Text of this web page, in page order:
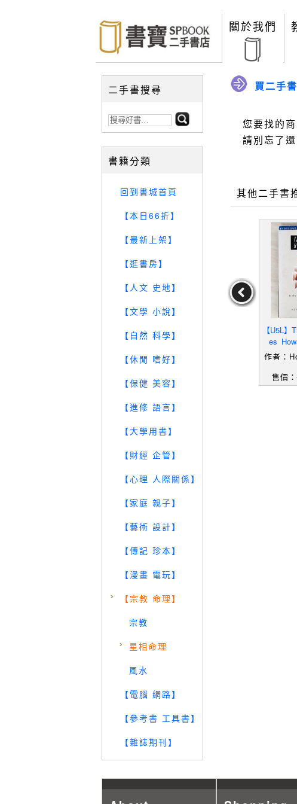
關於我們
二手書搜尋
書籍分類
回到書城首頁
【本日66折】
【最新上架】
【逛書房】
【人文 史地】
【文學 小說】
【自然 科學】
【休閒 嗜好】
【保健 美容】
【進修 語言】
【大學用書】
【財經 企管】
【心理 人際關係】
【家庭 親子】
【藝術 設計】
【傳記 珍本】
【漫畫 電玩】
【宗教 命理】
宗教
星相命理
風水
【電腦 網路】
【參考書 工具書】
【雜誌期刊】
買二手書
您要找的
請別忘了
其他二手書
【SO6】蛇年十二生肖運
勢開運大補帖. 2025_黃子
元
【RWR】無師自通（牛）
星座姓名開運講義_程仁豪
【U5L
作者：
售價：